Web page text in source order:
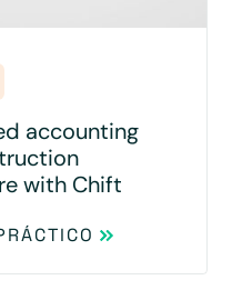
accounting
with Chift